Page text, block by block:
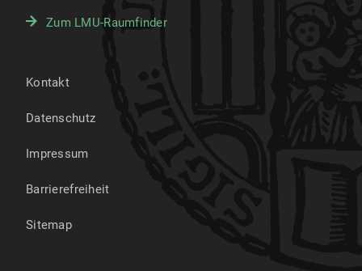
Zum LMU-Raumfinder
Kontakt
Datenschutz
Impressum
Barrierefreiheit
Sitemap